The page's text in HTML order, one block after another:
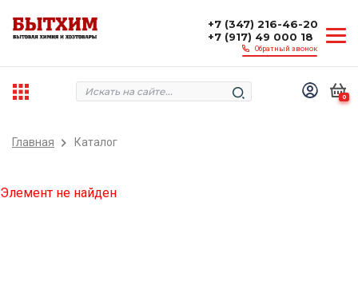
+7 (347) 216-46-20
+7 (917) 49 000 18
Обратный звонок
0
Главная Каталог
Элемент не найден